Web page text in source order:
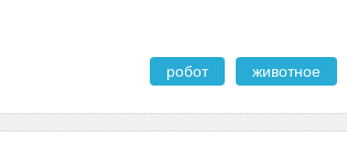
робот животное